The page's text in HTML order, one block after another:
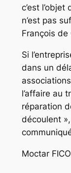
c’est
n’est pas
François de
Si
dans un
l’affaire au
réparation
découlent
Moctar